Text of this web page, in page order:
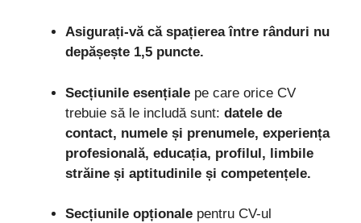
Asigurați-vă că spațierea între rânduri nu
depășește 1,5 puncte.
Secțiunile esențiale pe care orice CV
trebuie să le includă sunt: datele de
contact, numele și prenumele, experiența
profesională, educația, profilul, limbile
străine și aptitudinile și competențele.
Secțiunile opționale pentru CV-ul